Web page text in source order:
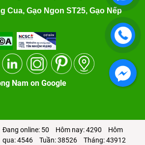
Cua, Gạo Ngon ST25, Gạo Nếp
Nam on Google
Đang online: 50 Hôm nay: 4290
Hôm
qua: 4546
Tuần: 38526 Tháng: 43912